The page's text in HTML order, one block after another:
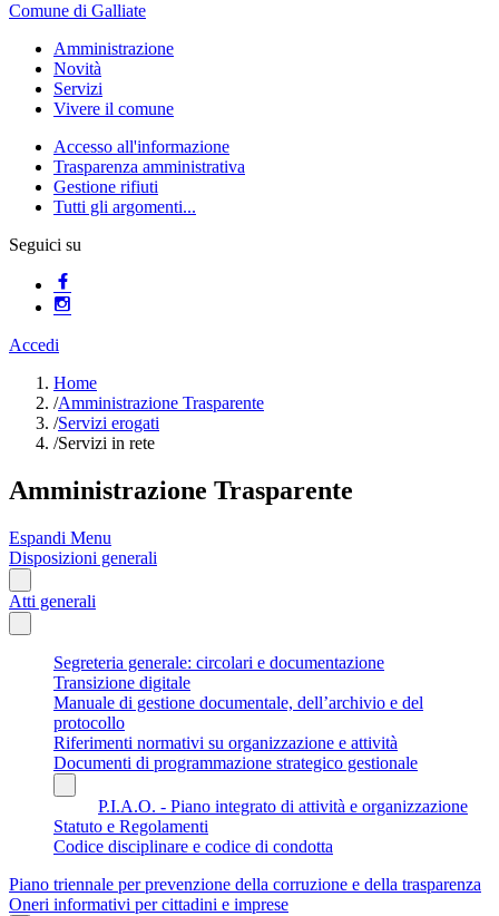
Comune di Galliate
Amministrazione
Novità
Servizi
Vivere il comune
Accesso all'informazione
Trasparenza amministrativa
Gestione rifiuti
Tutti gli argomenti...
Seguici su
Accedi
Home
/Amministrazione Trasparente
/Servizi erogati
/Servizi in rete
Amministrazione Trasparente
Espandi Menu
Disposizioni generali
Atti generali
Segreteria generale: circolari e documentazione
Transizione digitale
Manuale di gestione documentale, dell’archivio e del
protocollo
Riferimenti normativi su organizzazione e attività
Documenti di programmazione strategico gestionale
P.I.A.O. - Piano integrato di attività e organizzazione
Statuto e Regolamenti
Codice disciplinare e codice di condotta
Piano triennale per prevenzione della corruzione e della trasparenza
Oneri informativi per cittadini e imprese